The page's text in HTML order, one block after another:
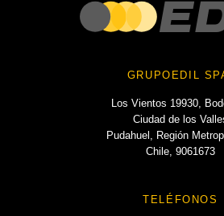
GRUPOEDIL
Los Vientos 19930,
Ciudad de los
Pudahuel, Región
Chile, 9061673
TELÉFONOS